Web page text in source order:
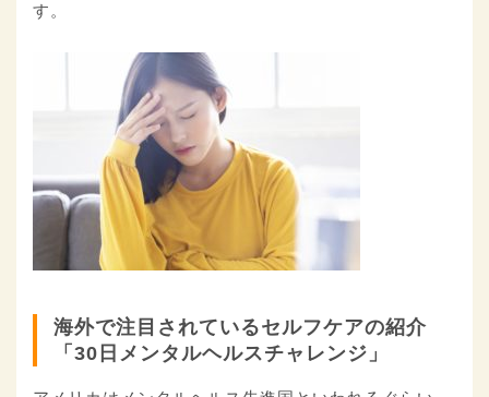
す。
海外で注目されているセルフケアの紹介
「30日メンタルヘルスチャレンジ」